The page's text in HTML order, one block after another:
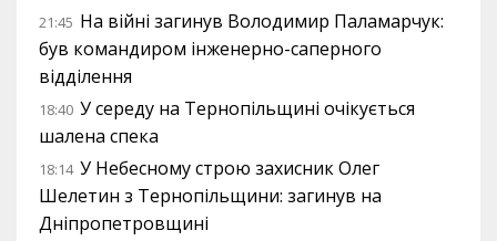
21:45 На війні загинув Володимир Паламарчук:
був командиром інженерно-саперного
відділення
18:40 У середу на Тернопільщині очікується
шалена спека
18:14 У Небесному строю захисник Олег
Шелетин з Тернопільщини: загинув на
Дніпропетровщині